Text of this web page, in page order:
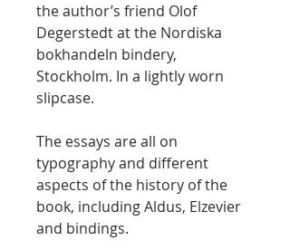
the author’s friend Olof
Degerstedt at the Nordiska
bokhandeln bindery,
Stockholm. In a lightly worn
slipcase.
The essays are all on
typography and different
aspects of the history of the
book, including Aldus, Elzevier
and bindings.